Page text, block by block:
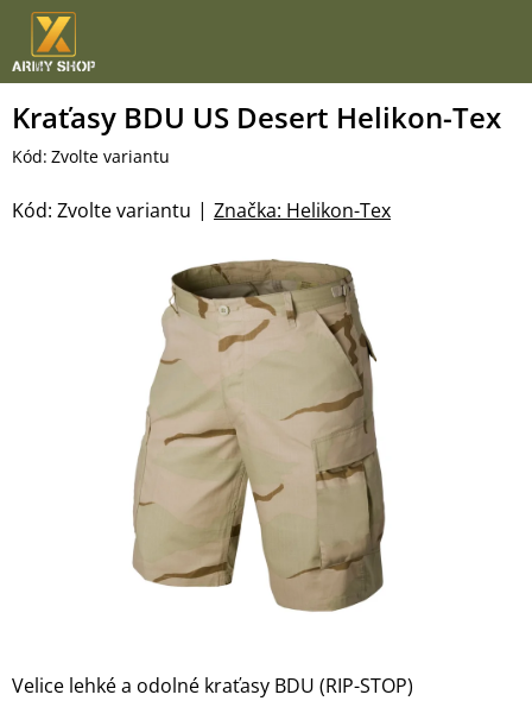
Přejít
obsah
Kraťasy BDU US Desert Helikon-Tex
Kód: Zvolte variantu
Značka: Helikon-Tex
Kód: Zvolte variantu
Velice lehké a odolné kraťasy BDU (RIP-STOP)